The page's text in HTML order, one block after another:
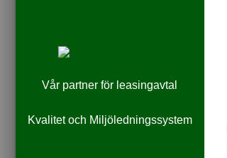
Vår partner för leasingavtal
Kvalitet och Miljöledningssystem
under ditt
besök. Om
här kakorna